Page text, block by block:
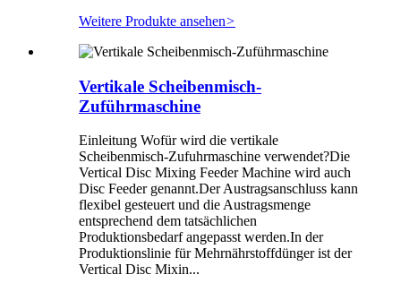
Weitere Produkte ansehen>
Vertikale Scheibenmisch-
Zuführmaschine
Einleitung Wofür wird die vertikale
Scheibenmisch-Zufuhrmaschine verwendet?Die
Vertical Disc Mixing Feeder Machine wird auch
Disc Feeder genannt.Der Austragsanschluss kann
flexibel gesteuert und die Austragsmenge
entsprechend dem tatsächlichen
Produktionsbedarf angepasst werden.In der
Produktionslinie für Mehrnährstoffdünger ist der
Vertical Disc Mixin...